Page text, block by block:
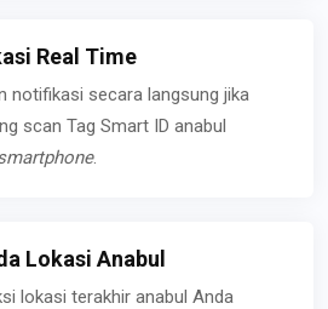
Real Time
notifikasi secara langsung jika
scan Tag Smart ID anabul
.
Lokasi Anabul
lokasi terakhir anabul Anda